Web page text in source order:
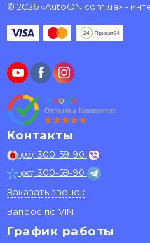
© 2026 «AutoON.com.ua» -
Контакты
(099) 300-59-90
(067) 300-59-90
Заказать звонок
Запрос по VIN
График работы